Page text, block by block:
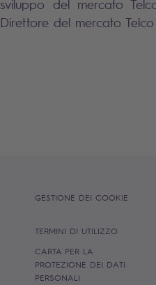
sviluppo del mercato
Direttore del mercato
GESTIONE DEI COOKIE
TERMINI DI UTILIZZO
CARTA PER LA
PROTEZIONE DEI DATI
PERSONALI